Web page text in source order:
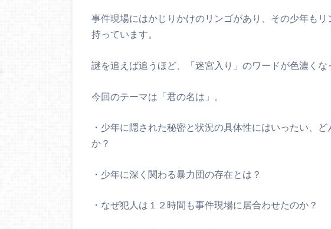
事件現場にはかじりかけのリンゴがあり、その少年も
持っています。
謎を追えば追うほど、「迷宮入り」のワードが色濃くな
今回のテーマは「君の名は」。
・少年に隠された秘密と状況の具体性にはいったい、
か？
・少年に深く関わる暴力団の存在とは？
・なぜ犯人は１２時間も事件現場に居合わせたのか？